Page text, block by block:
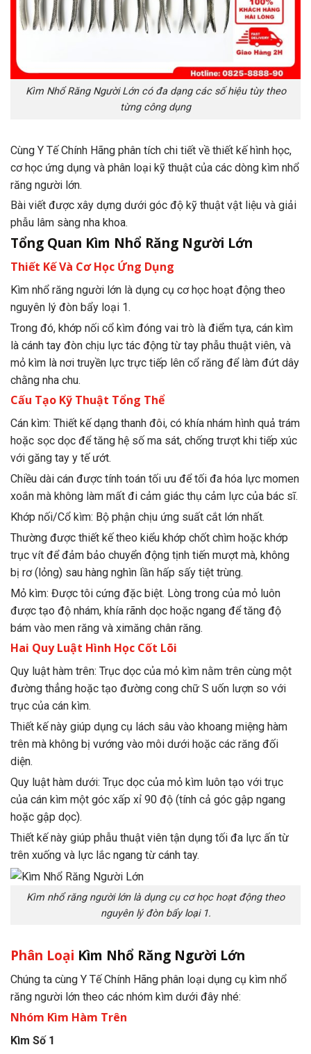
Kìm Nhổ Răng Người Lớn có đa dạng các số hiệu tùy theo
từng công dụng
Cùng Y Tế Chính Hãng phân tích chi tiết về thiết kế hình học,
cơ học ứng dụng và phân loại kỹ thuật của các dòng kìm nhổ
răng người lớn.
Bài viết được xây dựng dưới góc độ kỹ thuật vật liệu và giải
phẫu lâm sàng nha khoa.
Tổng Quan Kìm Nhổ Răng Người Lớn
Thiết Kế Và Cơ Học Ứng Dụng
Kìm nhổ răng người lớn là dụng cụ cơ học hoạt động theo
nguyên lý đòn bẩy loại 1.
Trong đó, khớp nối cổ kìm đóng vai trò là điểm tựa, cán kìm
là cánh tay đòn chịu lực tác động từ tay phẫu thuật viên, và
mỏ kìm là nơi truyền lực trực tiếp lên cổ răng để làm đứt dây
chằng nha chu.
Cấu Tạo Kỹ Thuật Tổng Thể
Cán kìm: Thiết kế dạng thanh đôi, có khía nhám hình quả trám
hoặc sọc dọc để tăng hệ số ma sát, chống trượt khi tiếp xúc
với găng tay y tế ướt.
Chiều dài cán được tính toán tối ưu để tối đa hóa lực momen
xoắn mà không làm mất đi cảm giác thụ cảm lực của bác sĩ.
Khớp nối/Cổ kìm: Bộ phận chịu ứng suất cắt lớn nhất.
Thường được thiết kế theo kiểu khớp chốt chìm hoặc khớp
trục vít để đảm bảo chuyển động tịnh tiến mượt mà, không
bị rơ (lỏng) sau hàng nghìn lần hấp sấy tiệt trùng.
Mỏ kìm: Được tôi cứng đặc biệt. Lòng trong của mỏ luôn
được tạo độ nhám, khía rãnh dọc hoặc ngang để tăng độ
bám vào men răng và ximăng chân răng.
Hai Quy Luật Hình Học Cốt Lõi
Quy luật hàm trên: Trục dọc của mỏ kìm nằm trên cùng một
đường thẳng hoặc tạo đường cong chữ S uốn lượn so với
trục của cán kìm.
Thiết kế này giúp dụng cụ lách sâu vào khoang miệng hàm
trên mà không bị vướng vào môi dưới hoặc các răng đối
diện.
Quy luật hàm dưới: Trục dọc của mỏ kìm luôn tạo với trục
của cán kìm một góc xấp xỉ 90 độ (tính cả góc gập ngang
hoặc gập dọc).
Thiết kế này giúp phẫu thuật viên tận dụng tối đa lực ấn từ
trên xuống và lực lắc ngang từ cánh tay.
Kìm nhổ răng người lớn là dụng cụ cơ học hoạt động theo
nguyên lý đòn bẩy loại 1.
Phân Loại Kìm Nhổ Răng Người Lớn
Chúng ta cùng Y Tế Chính Hãng phân loại dụng cụ kìm nhổ
răng người lớn theo các nhóm kìm dưới đây nhé:
Nhóm Kìm Hàm Trên
Kìm Số 1